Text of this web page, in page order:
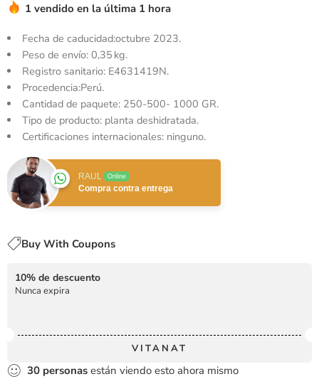
1 vendido en la última 1 hora
Fecha de caducidad:octubre 2023.
Peso de envío: 0,35 kg.
Registro sanitario: E4631419N.
Procedencia:Perú.
Cantidad de paquete: 250-500- 1000 GR.
Tipo de producto: planta deshidratada.
Certificaciones internacionales: ninguno.
RAUL Online
Compra contra entrega
Buy With Coupons
10% de descuento
Nunca expira
VITANAT
30 personas están viendo esto ahora mismo